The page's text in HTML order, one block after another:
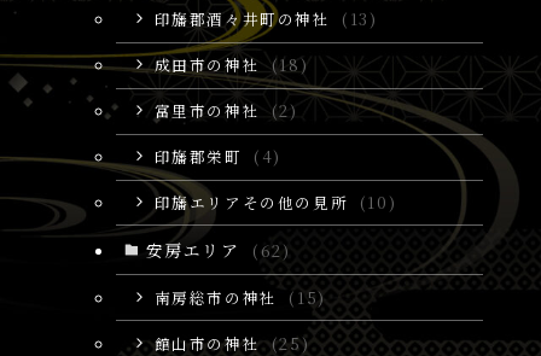
印旛郡酒々井町の神社
(13)
成田市の神社
(18)
富里市の神社
(2)
印旛郡栄町
(4)
印旛エリアその他の見所
(10)
安房エリア (62)
南房総市の神社
(15)
館山市の神社 (25)